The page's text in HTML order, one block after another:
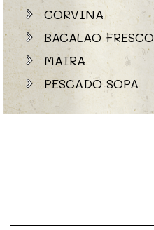
CORVINA
BACALAO FRESCO
MAIRA
PESCADO SOPA